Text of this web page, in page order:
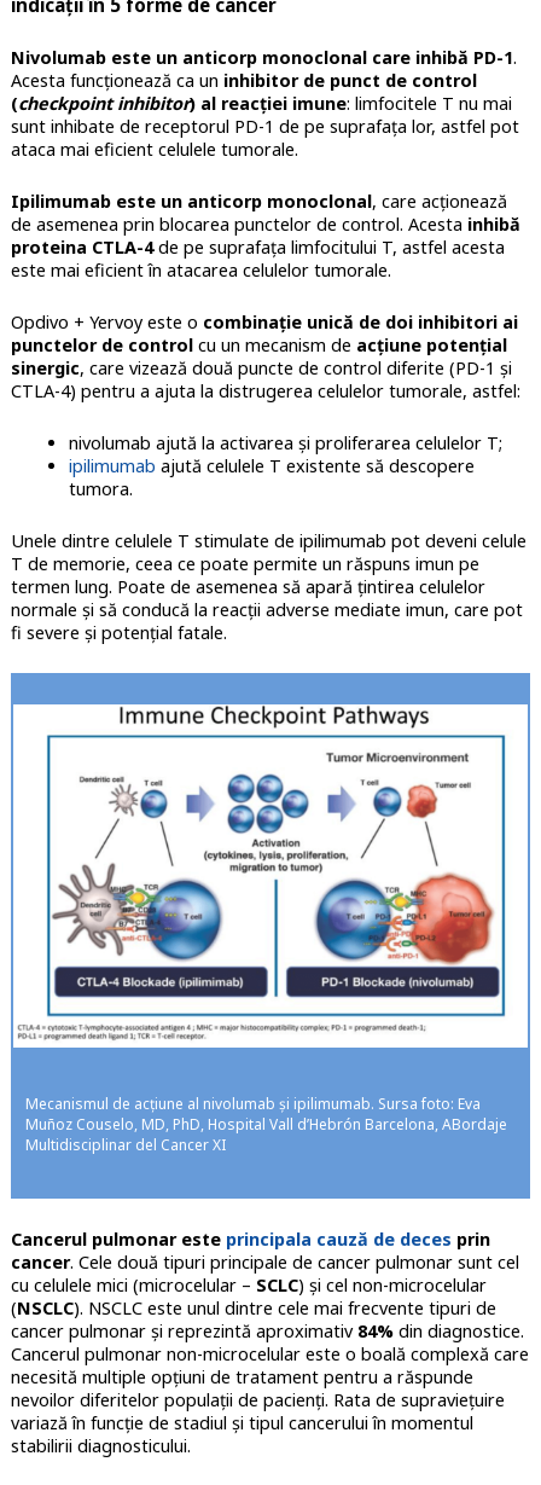
Nivolumab este un anticorp monoclonal care inhibă PD-1.
Acesta funcționează ca un inhibitor de punct de control
(checkpoint inhibitor) al reacției imune: limfocitele T nu mai
sunt inhibate de receptorul PD-1 de pe suprafața lor, astfel pot
ataca mai eficient celulele tumorale.
Ipilimumab este un anticorp monoclonal, care acționează
de asemenea prin blocarea punctelor de control. Acesta inhibă
proteina CTLA-4de pe suprafața limfocitului T, astfel acesta
este mai eficient în atacarea celulelor tumorale.
Opdivo + Yervoy este o combinație unică de doi inhibitori ai
punctelor de controlcu un mecanism de acțiune potențial
sinergic, care vizează două puncte de control diferite (PD-1 și
CTLA-4) pentru a ajuta la distrugerea celulelor tumorale, astfel:
nivolumab ajută la activarea și proliferarea celulelor T;
ipilimumab ajută celulele T existente să descopere
tumora.
Unele dintre celulele T stimulate de ipilimumab pot deveni celule
T de memorie, ceea ce poate permite un răspuns imun pe
termen lung. Poate de asemenea să apară țintirea celulelor
normale și să conducă la reacții adverse mediate imun, care pot
fi severe și potențial fatale.
Mecanismul de acțiune al nivolumab și ipilimumab. Sursa foto: Eva
Muñoz Couselo, MD, PhD, Hospital Vall d’Hebrón Barcelona, ABordaje
Multidisciplinar del Cancer XI
Cancerul pulmonar este principala cauză de deces prin
cancer. Cele două tipuri principale de cancer pulmonar sunt cel
cu celulele mici (microcelular – SCLC) și cel non-microcelular
(NSCLC). NSCLC este unul dintre cele mai frecvente tipuri de
cancer pulmonar și reprezintă aproximativ 84%din diagnostice.
Cancerul pulmonar non-microcelular este o boală complexă care
necesită multiple opțiuni de tratament pentru a răspunde
nevoilor diferitelor populații de pacienți. Rata de supraviețuire
variază în funcție de stadiul și tipul cancerului în momentul
stabilirii diagnosticului.